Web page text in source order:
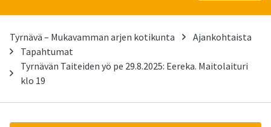
Tyrnävä – Mukavamman arjen kotikunta
Ajankohtaista
Tapahtumat
Tyrnävän Taiteiden yö pe 29.8.2025: Eereka. Maitolaituri
klo 19